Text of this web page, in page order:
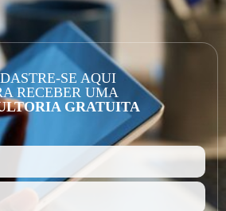
SE AQUI
RECEBER UMA
GRATUITA